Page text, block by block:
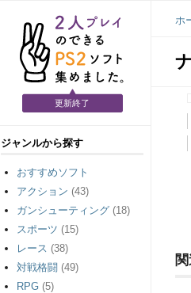
ホ
更新終了
ジャンルから探す
おすすめソフト
アクション (43)
ガンシューティング (18)
スポーツ (15)
レース (38)
対戦格闘 (49)
RPG (5)